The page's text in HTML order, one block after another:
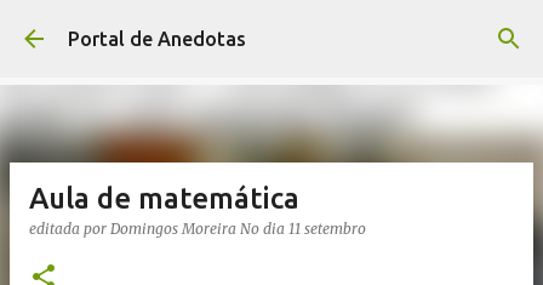
Avançar para o conteúdo principal
Portal de Anedotas
Aula de matemática
editada por Domingos Moreira No dia 11 setembro